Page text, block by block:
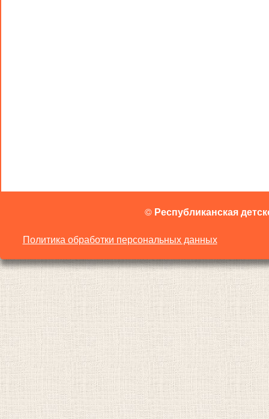
© Республиканская
Политика обработки персональных данных